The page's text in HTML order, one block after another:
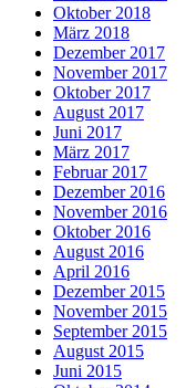
Oktober 2018
März 2018
Dezember 2017
November 2017
Oktober 2017
August 2017
Juni 2017
März 2017
Februar 2017
Dezember 2016
November 2016
Oktober 2016
August 2016
April 2016
Dezember 2015
November 2015
September 2015
August 2015
Juni 2015